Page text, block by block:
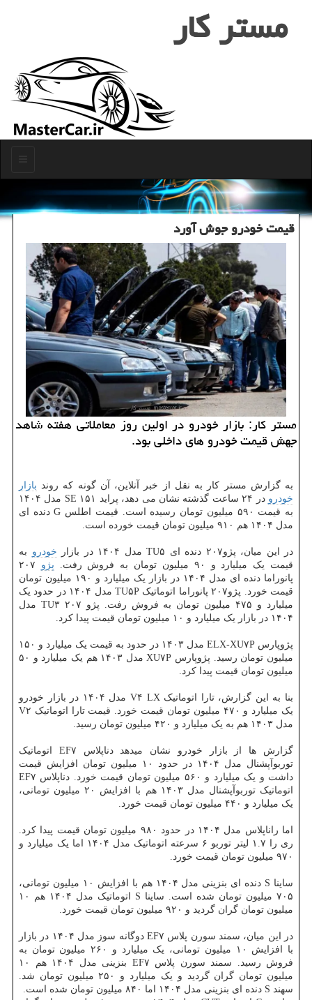
مستر كار
قیمت خودرو جوش آورد
مستر کار: بازار خودرو در اولین روز معاملاتی هفته شاهد
جهش قیمت خودرو های داخلی بود.
به گزارش مستر کار به نقل از خبر آنلاین، آن گونه که روند بازار
خودرو
در ۲۴ ساعت گذشته نشان می دهد، پراید ۱۵۱ SE مدل ۱۴۰۴
به قیمت ۵۹۰ میلیون تومان رسیده است. قیمت اطلس G دنده ای
مدل ۱۴۰۴ هم ۹۱۰ میلیون تومان قیمت خورده است.
در این میان، پژو۲۰۷ دنده ای TU۵ مدل ۱۴۰۴ در بازار خودرو به
قیمت یک میلیارد و ۹۰ میلیون تومان به فروش رفت.
پژو
۲۰۷
پانوراما دنده ای مدل ۱۴۰۴ در بازار یک میلیارد و ۱۹۰ میلیون تومان
قیمت خورد. پژو۲۰۷ پانوراما اتوماتیک TU۵P مدل ۱۴۰۴ در حدود یک
میلیارد و ۴۷۵ میلیون تومان به فروش رفت. پژو ۲۰۷ TU۳ مدل
۱۴۰۴ در بازار یک میلیارد و ۱۰ میلیون تومان قیمت پیدا کرد.
پژوپارس ELX-XU۷P مدل ۱۴۰۳ در حدود به قیمت یک میلیارد و ۱۵۰
میلیون تومان رسید. پژوپارس XU۷P مدل ۱۴۰۳ هم یک میلیارد و ۵۰
میلیون تومان قیمت پیدا کرد.
بنا به این گزارش، تارا اتوماتیک V۴ LX مدل ۱۴۰۴ در بازار خودرو
یک میلیارد و ۴۷۰ میلیون تومان قیمت خورد. قیمت تارا اتوماتیک V۲
مدل ۱۴۰۳ هم به یک میلیارد و ۴۲۰ میلیون تومان رسید.
گزارش ها از بازار خودرو نشان میدهد دناپلاس EF۷ اتوماتیک
توربوآپشنال مدل ۱۴۰۴ در حدود ۱۰ میلیون تومان افزایش قیمت
داشت و یک میلیارد و ۵۶۰ میلیون تومان قیمت خورد. دناپلاس EF۷
اتوماتیک توربوآپشنال مدل ۱۴۰۳ هم با افزایش ۲۰ میلیون تومانی،
یک میلیارد و ۴۴۰ میلیون تومان قیمت خورد.
اما راناپلاس مدل ۱۴۰۴ در حدود ۹۸۰ میلیون تومان قیمت پیدا کرد.
ری را ۱.۷ لیتر توربو ۶ سرعته اتوماتیک مدل ۱۴۰۴ اما یک میلیارد و
۹۷۰ میلیون تومان قیمت خورد.
ساینا S دنده ای بنزینی مدل ۱۴۰۴ هم با افزایش ۱۰ میلیون تومانی،
۷۰۵ میلیون تومان شده است. ساینا S اتوماتیک مدل ۱۴۰۴ هم ۱۰
میلیون تومان گران گردید و ۹۲۰ میلیون تومان قیمت خورد.
در این میان، سمند سورن پلاس EF۷ دوگانه سوز مدل ۱۴۰۴ در بازار
با افزایش ۱۰ میلیون تومانی، یک میلیارد و ۲۶۰ میلیون تومان به
فروش رسید. سمند سورن پلاس EF۷ بنزینی مدل ۱۴۰۴ هم ۱۰
میلیون تومان گران گردید و یک میلیارد و ۲۵۰ میلیون تومان شد.
سهند S دنده ای بنزینی مدل ۱۴۰۴ اما ۸۴۰ میلیون تومان شده است.